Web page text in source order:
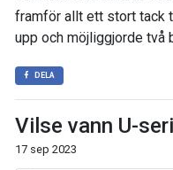
framför allt ett stort tack
upp och möjliggjorde två
DELA
Vilse vann U-
17 sep 2023